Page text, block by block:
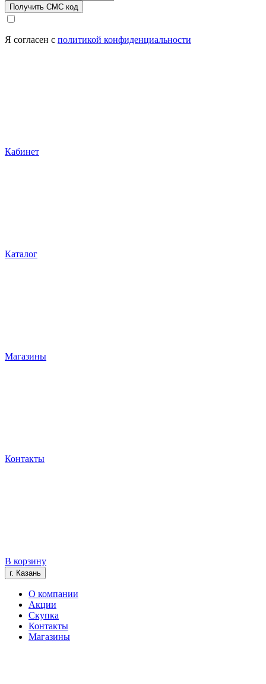
Получить СМС код
Я согласен с политикой конфиденциальности
Кабинет
Каталог
Магазины
Контакты
В корзину
г. Казань
О компании
Акции
Скупка
Контакты
Магазины